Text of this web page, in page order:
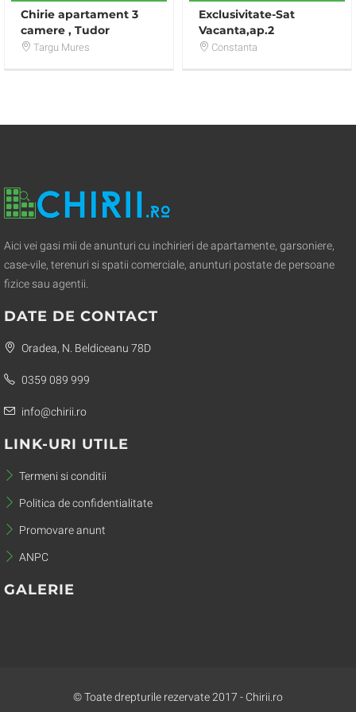
Chirie apartament 3
camere , Tudor
Targu Mures
Exclusivitate-Sat
Vacanta,ap.2
cam,64mp,vedere
Constanta
Aici vei gasi mii de anunturi cu inchirieri de apartamente, garsoniere,
case-vile, terenuri si spatii comerciale, anunturi postate de persoane
fizice sau agentii.
DATE DE CONTACT
Oradea, N. Beldiceanu 78D
0359 089 999
info@chirii.ro
LINK-URI UTILE
Termeni si conditii
Politica de confidentialitate
Promovare anunt
ANPC
GALERIE
© Toate drepturile rezervate 2017 - Chirii.ro